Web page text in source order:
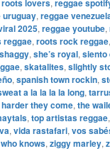
lovers, reggae
uruguay, reggae
2025, reggae youtube,
reggae, roots rock reggae,
shaggy, she’s royal, siento
, skatalites, slightly
, spanish town rockin,
a la la la la long,
they come, the
, top artistas reggae,
, vida rastafari, vos
who knows, ziggy marley,